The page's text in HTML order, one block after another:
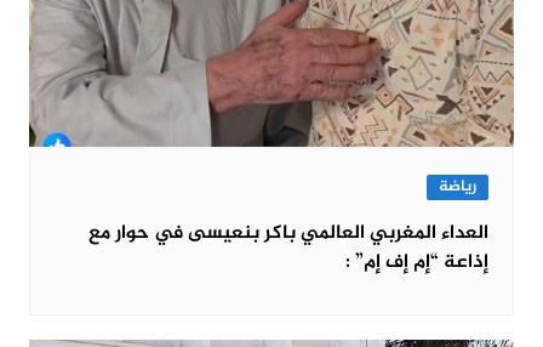
رياضة
العداء المغربي العالمي باكر بنعيسى في حوار مع
إذاعة “إم إف إم” :